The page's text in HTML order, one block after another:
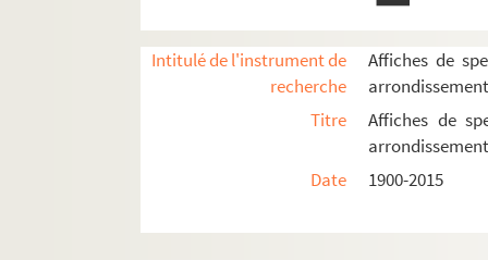
Intitulé de l'instrument de
recherche
Affiches de
Titre
Affiches de
Date
1900-2015
Cirque national Gruss
Grande Halle de la Villette
Cabaret sauvage et Espace
Conservatoire national supérieur de
Hippodrome de Pantin